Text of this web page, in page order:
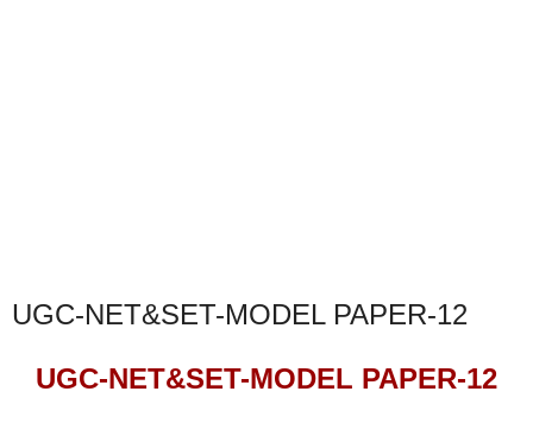
UGC-NET&SET-MODEL PAPER-12
UGC-NET&SET-MODEL PAPER-12